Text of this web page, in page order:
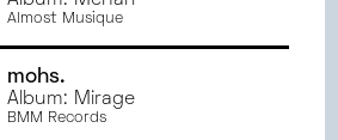
Almost Musique
mohs.
Album: Mirage
BMM Records